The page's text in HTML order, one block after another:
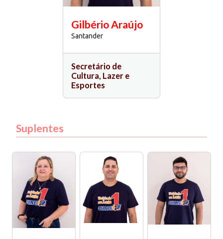
Gilbério Araújo
Santander
Secretário de
Cultura, Lazer e
Esportes
Suplentes